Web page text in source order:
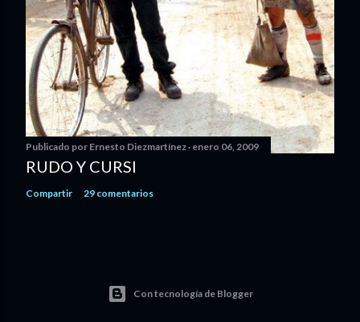
Publicado por Ernesto Diezmartínez enero 06, 2009
RUDO Y CURSI
Compartir 29 comentarios
Con tecnología de Blogger